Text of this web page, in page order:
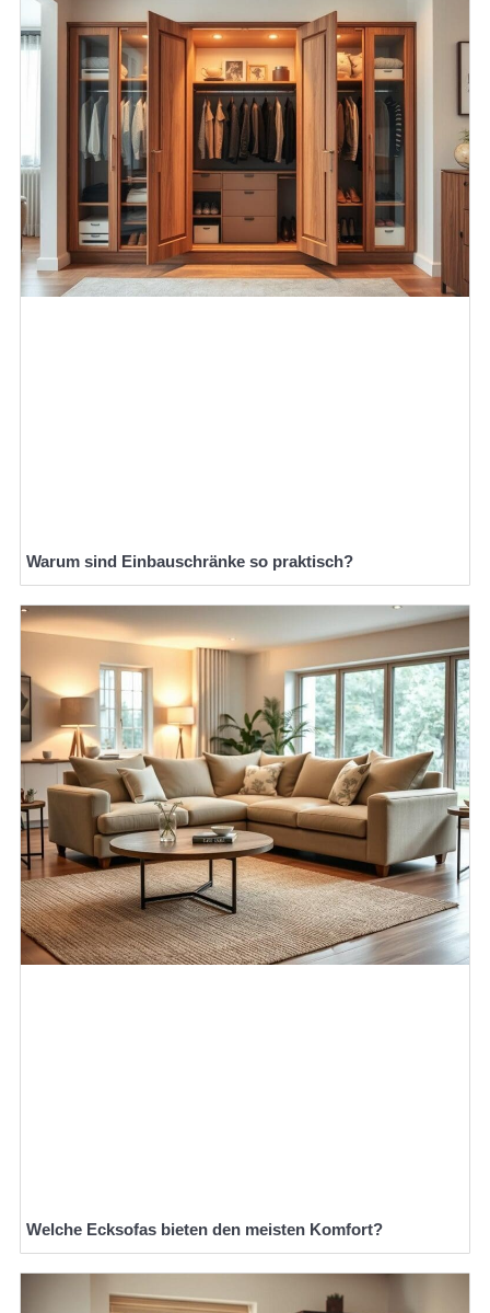
Warum sind Einbauschränke so praktisch?
Welche Ecksofas bieten den meisten Komfort?